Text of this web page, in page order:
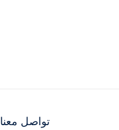
تواصل معنا